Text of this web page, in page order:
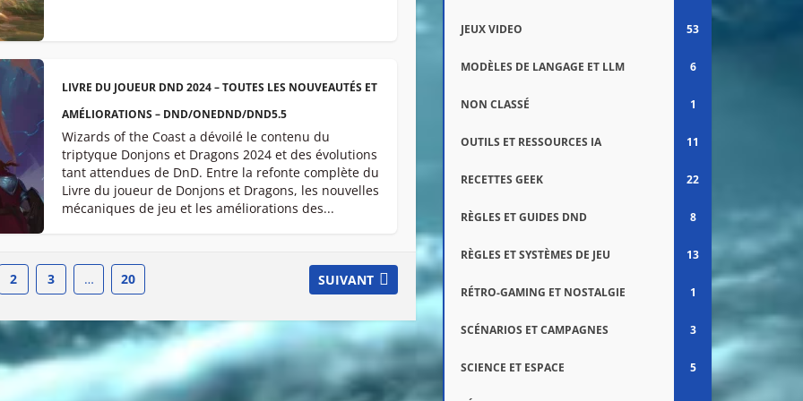
LIVRE DU JOUEUR DND 2024 – TOUTES LES NOUVEAUTÉS ET
AMÉLIORATIONS – DND/ONEDND/DND5.5
Wizards of the Coast a dévoilé le contenu du
triptyque Donjons et Dragons 2024 et des évolutions
tant attendues de DnD. Entre la refonte complète du
Livre du joueur de Donjons et Dragons, les nouvelles
mécaniques de jeu et les améliorations des...
2 3 … 20 SUIVANT
JEUX VIDEO 53
MODÈLES DE LANGAGE ET LLM 6
NON CLASSÉ 1
OUTILS ET RESSOURCES IA 11
RECETTES GEEK 22
RÈGLES ET GUIDES DND 8
RÈGLES ET SYSTÈMES DE JEU 13
RÉTRO-GAMING ET NOSTALGIE 1
SCÉNARIOS ET CAMPAGNES 3
SCIENCE ET ESPACE 5